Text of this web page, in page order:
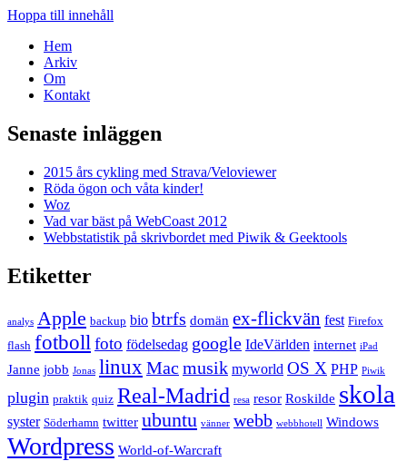
Hoppa till innehåll
Hem
Arkiv
Om
Kontakt
Senaste inläggen
2015 års cykling med Strava/Veloviewer
Röda ögon och våta kinder!
Woz
Vad var bäst på WebCoast 2012
Webbstatistik på skrivbordet med Piwik & Geektools
Etiketter
analys Apple backup bio btrfs domän ex-flickvän fest Firefox
flash fotboll foto födelsedag google IdeVärlden internet iPad
Janne jobb Jonas linux Mac musik myworld OS X PHP Piwik
plugin praktik quiz Real-Madrid resa resor Roskilde skola
syster Söderhamn twitter ubuntu vänner webb webbhotell Windows
Wordpress World-of-Warcraft